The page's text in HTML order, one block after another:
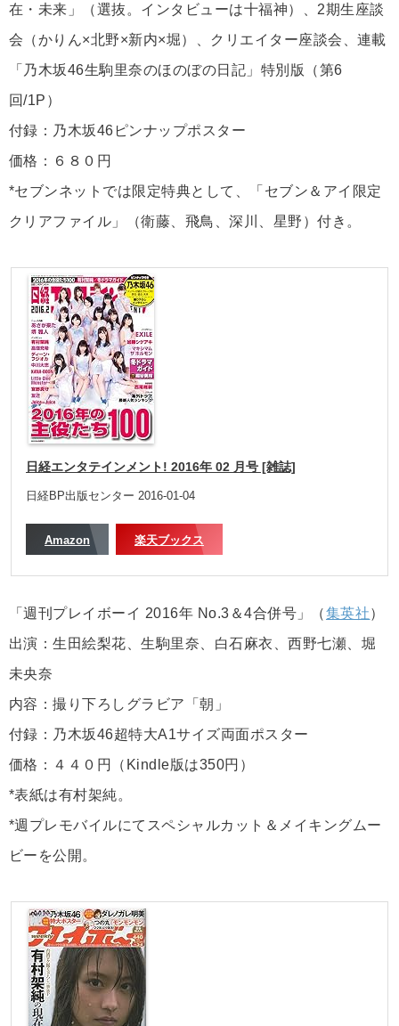
在・未来」（選抜。インタビューは十福神）、2期生座談
会（かりん×北野×新内×堀）、クリエイター座談会、連載
「乃木坂46生駒里奈のほのぼの日記」特別版（第6
回/1P）
付録：乃木坂46ピンナップポスター
価格：６８０円
*セブンネットでは限定特典として、「セブン＆アイ限定
クリアファイル」（衛藤、飛鳥、深川、星野）付き。
日経エンタテインメント! 2016年 02 月号 [雑誌]
日経BP出版センター 2016-01-04
Amazon 楽天ブックス
「週刊プレイボーイ 2016年 No.3＆4合併号」（集英社）
出演：生田絵梨花、生駒里奈、白石麻衣、西野七瀬、堀
未央奈
内容：撮り下ろしグラビア「朝」
付録：乃木坂46超特大A1サイズ両面ポスター
価格：４４０円（Kindle版は350円）
*表紙は有村架純。
*週プレモバイルにてスペシャルカット＆メイキングムー
ビーを公開。